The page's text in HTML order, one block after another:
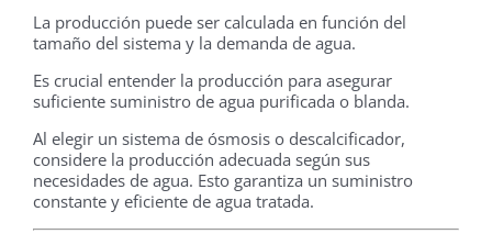
La producción puede ser calculada en función del
tamaño del sistema y la demanda de agua.
Es crucial entender la producción para asegurar
suficiente suministro de agua purificada o blanda.
Al elegir un sistema de ósmosis o descalcificador,
considere la producción adecuada según sus
necesidades de agua. Esto garantiza un suministro
constante y eficiente de agua tratada.